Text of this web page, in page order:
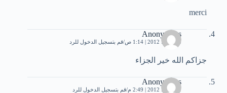
merci
Anonymous
28 يوليو، 2012 | 1:14 ص قم بتسجيل الدخول للرد
جزاكم الله خير الجزاء
Anonymous
31 يوليو، 2012 | 2:49 م قم بتسجيل الدخول للرد